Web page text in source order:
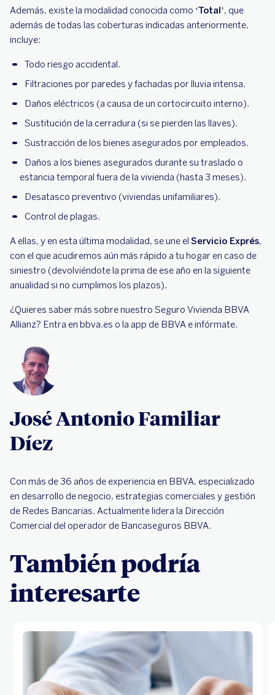
Además, existe la modalidad conocida como ‘Total’, que
además de todas las coberturas indicadas anteriormente,
incluye:
Todo riesgo accidental.
Filtraciones por paredes y fachadas por lluvia intensa.
Daños eléctricos (a causa de un cortocircuito interno).
Sustitución de la cerradura (si se pierden las llaves).
Sustracción de los bienes asegurados por empleados.
Daños a los bienes asegurados durante su traslado o
estancia temporal fuera de la vivienda (hasta 3 meses).
Desatasco preventivo (viviendas unifamiliares).
Control de plagas.
A ellas, y en esta última modalidad, se une el Servicio Exprés,
con el que acudiremos aún más rápido a tu hogar en caso de
siniestro (devolviéndote la prima de ese año en la siguiente
anualidad si no cumplimos los plazos).
¿Quieres saber más sobre nuestro Seguro Vivienda BBVA
Allianz? Entra en bbva.es o la app de BBVA e infórmate.
José Antonio Familiar
Díez
Con más de 36 años de experiencia en BBVA, especializado
en desarrollo de negocio, estrategias comerciales y gestión
de Redes Bancarias. Actualmente lidera la Dirección
Comercial del operador de Bancaseguros BBVA.
También podría
interesarte